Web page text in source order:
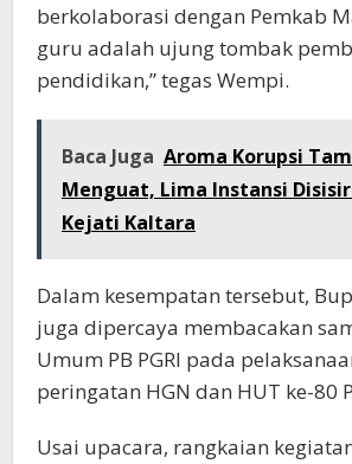
berkolaborasi dengan Pemkab
guru adalah ujung tombak
pendidikan,” tegas Wempi.
Baca Juga Aroma Korupsi
Menguat, Lima Instansi
Kejati Kaltara
Dalam kesempatan tersebut,
juga dipercaya membacakan
Umum PB PGRI pada
peringatan HGN dan HUT ke-80
Usai upacara, rangkaian